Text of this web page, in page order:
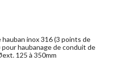
hauban inox 316 (3 points de
haubanage de conduit de
125 à 350mm